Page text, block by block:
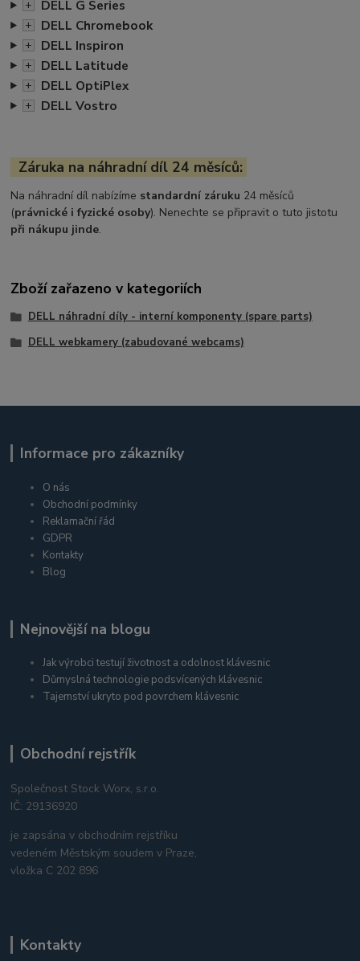
+
DELL G Series
+ DELL Chromebook
+ DELL Inspiron
+ DELL Latitude
+ DELL OptiPlex
+ DELL Vostro
Záruka na náhradní díl 24 měsíců:
Na náhradní díl nabízíme standardní záruku 24 měsíců
(právnické i fyzické osoby). Nenechte se připravit o tuto jistotu
při nákupu jinde.
Zboží zařazeno v kategoriích
DELL náhradní díly - interní komponenty (spare parts)
DELL webkamery (zabudované webcams)
Informace pro zákazníky
O nás
Obchodní podmínky
Reklamační řád
GDPR
Kontakty
Blog
Nejnovější na blogu
Jak výrobci testují životnost a odolnost klávesnic
Důmyslná technologie podsvícených klávesnic
Tajemství ukryto pod povrchem klávesnic
Obchodní rejstřík
Společnost Stock Worx, s.r.o.
IČ: 29136920
je zapsána v obchodním rejstříku
vedeném Městským soudem v Praze,
vložka C 202 896
Kontakty